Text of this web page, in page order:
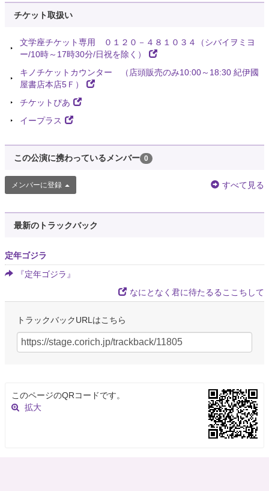
チケット取扱い
文学座チケット専用 ０１２０－４８１０３４（シバイヲミヨ
ー/10時～17時30分/日祝を除く）
キノチケットカウンター （店頭販売のみ10:00～18:30 紀伊國
屋書店本店5Ｆ）
チケットぴあ
イープラス
この公演に携わっているメンバー 0
メンバーに登録 すべて見る
最新のトラックバック
定年ゴジラ
『定年ゴジラ』
なにとなく君に待たるるここちして
トラックバックURLはこちら
このページのQRコードです。
拡大